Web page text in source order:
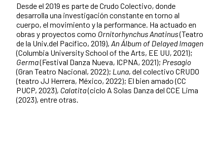
Desde el 2019 es parte de Crudo Colectivo, donde
desarrolla una investigación constante en torno al
cuerpo, el movimiento y la performance. Ha actuado en
obras y proyectos como Ornitorhynchus Anatinus(Teatro
de la Univ.del Pacífico, 2019), An Álbum of Delayed Imagen
(Columbia University School of the Arts, EE UU, 2021);
Germa(Festival Danza Nueva, ICPNA, 2021); Presagio
(Gran Teatro Nacional, 2022); Luna, del colectivo CRUDO
(teatro JJ Herrera, México, 2022); El bien amado (CC
PUCP, 2023), Calatita(ciclo A Solas Danza del CCE Lima
(2023), entre otras.